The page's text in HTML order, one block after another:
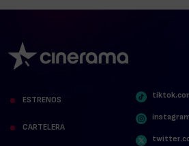
ESTRENOS
CARTELERA